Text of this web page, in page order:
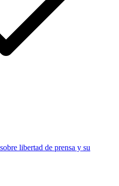
libertad de prensa y su